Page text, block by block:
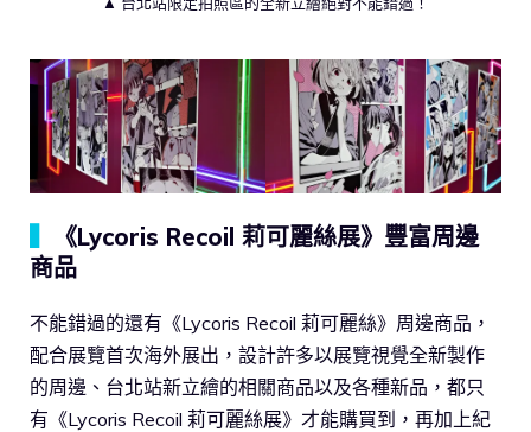
《Lycoris Recoil 莉可麗絲展》豐富周邊
商品
不能錯過的還有《Lycoris Recoil 莉可麗絲》周邊商品，
配合展覽首次海外展出，設計許多以展覽視覺全新製作
的周邊、台北站新立繪的相關商品以及各種新品，都只
有《Lycoris Recoil 莉可麗絲展》才能購買到，再加上紀